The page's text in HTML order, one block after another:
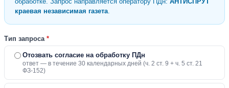
краевая независимая газета.
Тип запроса *
Отозвать согласие на обработку ПДн
ответ — в течение 30 календарных дней (ч. 2 ст. 9 + ч. 5 ст. 21
ФЗ-152)